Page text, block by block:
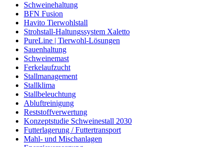
Schweinehaltung
BFN Fusion
Havito Tierwohlstall
Strohstall-Haltungssystem Xaletto
PureLine | Tierwohl-Lösungen
Sauenhaltung
Schweinemast
Ferkelaufzucht
Stallmanagement
Stallklima
Stallbeleuchtung
Abluftreinigung
Reststoffverwertung
Konzeptstudie Schweinestall 2030
Futterlagerung / Futtertransport
Mahl- und Mischanlagen